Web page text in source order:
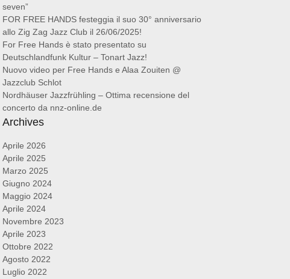
seven”
FOR FREE HANDS festeggia il suo 30° anniversario
allo Zig Zag Jazz Club il 26/06/2025!
For Free Hands è stato presentato su
Deutschlandfunk Kultur – Tonart Jazz!
Nuovo video per Free Hands e Alaa Zouiten @
Jazzclub Schlot
Nordhäuser Jazzfrühling – Ottima recensione del
concerto da nnz-online.de
Archives
Aprile 2026
Aprile 2025
Marzo 2025
Giugno 2024
Maggio 2024
Aprile 2024
Novembre 2023
Aprile 2023
Ottobre 2022
Agosto 2022
Luglio 2022